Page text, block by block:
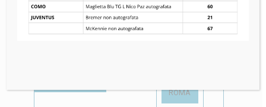
7-8
Stadio delle Terme
SPORTING
CP
FC
ROMA